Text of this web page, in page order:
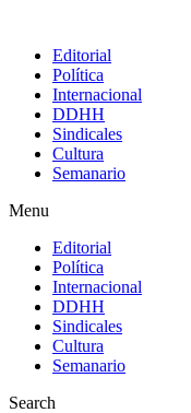
Editorial
Política
Internacional
DDHH
Sindicales
Cultura
Semanario
Menu
Editorial
Política
Internacional
DDHH
Sindicales
Cultura
Semanario
Search